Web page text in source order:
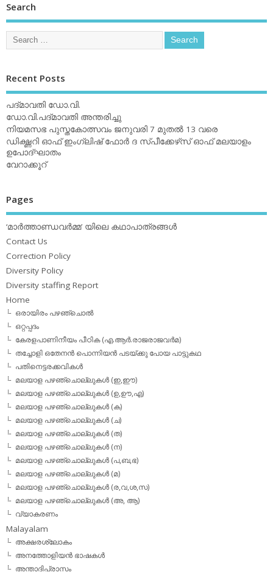
Search
Recent Posts
പദ്മാവതി ഡോ.വി.
ഡോ.വി.പദ്മാവതി അന്തരിച്ചു
നിയമസഭ പുസ്തകോത്സവം ജനുവരി 7 മുതല്‍ 13 വരെ
ഡിക്ഷ്ണറി ഓഫ് ഇംഗ്ലിഷ് ഫോര്‍ ദ സ്പീക്കേഴ്‌സ് ഓഫ് മലയാളം
ഉപോദ്ഘാതം
വേറാക്കൂറ്
Pages
‘മാര്‍ത്താണ്ഡവര്‍മ്മ’ യിലെ കഥാപാത്രങ്ങള്‍
Contact Us
Correction Policy
Diversity Policy
Diversity staffing Report
Home
ഒരായിരം പഴഞ്ചൊല്‍
ഒറ്റപ്പദം
കേരളപാണിനീയം പീഠിക (എ.ആര്‍.രാജരാജവര്‍മ)
തച്ചോളി ഒതേനൻ പൊന്നിയൻ പടയ്‌ക്കു പോയ പാട്ടുകഥ
പതിനെട്ടരക്കവികള്‍
മലയാള പഴഞ്ചൊല്ലുകള്‍ (ഇ,ഈ)
മലയാള പഴഞ്ചൊല്ലുകള്‍ (ഉ,ഊ,എ)
മലയാള പഴഞ്ചൊല്ലുകള്‍ (ക)
മലയാള പഴഞ്ചൊല്ലുകള്‍ (ച)
മലയാള പഴഞ്ചൊല്ലുകള്‍ (ത)
മലയാള പഴഞ്ചൊല്ലുകള്‍ (ന)
മലയാള പഴഞ്ചൊല്ലുകള്‍ (പ,ബ,ഭ)
മലയാള പഴഞ്ചൊല്ലുകള്‍ (മ)
മലയാള പഴഞ്ചൊല്ലുകള്‍ (ര,വ,ശ,സ)
മലയാള പഴഞ്ചൊല്ലുകൾ (അ, ആ)
വ്യാകരണം
Malayalam
അക്ഷരശ്ലോകം
അനത്തോളിയന്‍ ഭാഷകള്‍
അന്താദിപ്രാസം